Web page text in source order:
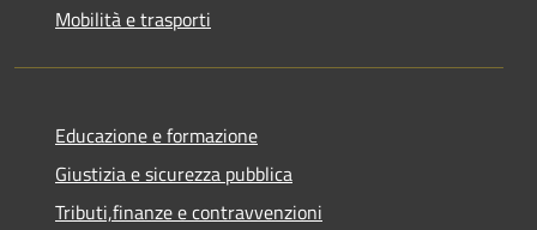
Mobilità e trasporti
Educazione e formazione
Giustizia e sicurezza pubblica
Tributi,finanze e contravvenzioni